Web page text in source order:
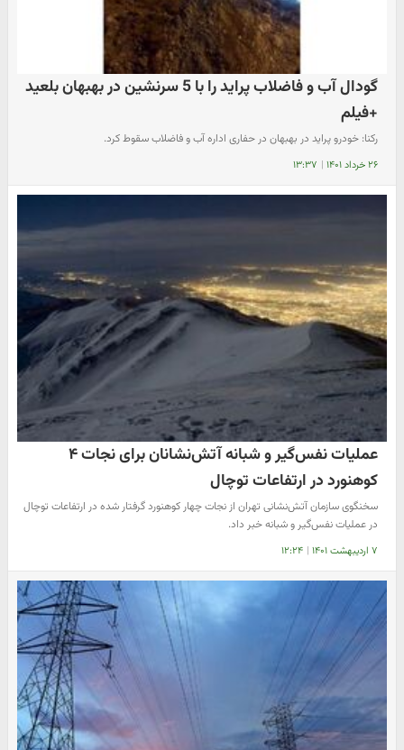
گودال آب و فاضلاب پراید را با 5 سرنشین در بهبهان بلعید
+فیلم
رکنا: خودرو پراید در بهبهان در حفاری اداره آب و فاضلاب سقوط کرد.
۲۶ خرداد ۱۴۰۱ | ۱۳:۳۷
عملیات نفس‌گیر و شبانه آتش‌نشانان برای نجات ۴
کوهنورد در ارتفاعات توچال
سخنگوی سازمان آتش‌نشانی تهران از نجات چهار کوهنورد گرفتار شده در ارتفاعات توچال
در عملیات نفس‌گیر و شبانه خبر داد.
۷ اردیبهشت ۱۴۰۱ | ۱۲:۲۴